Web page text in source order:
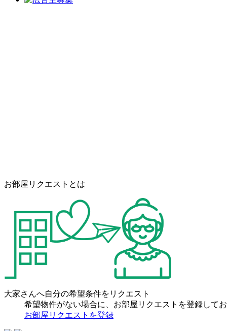
お部屋リクエストとは
大家さんへ自分の希望条件をリクエスト
希望物件がない場合に、お部屋リクエストを登録して
お部屋リクエストを登録